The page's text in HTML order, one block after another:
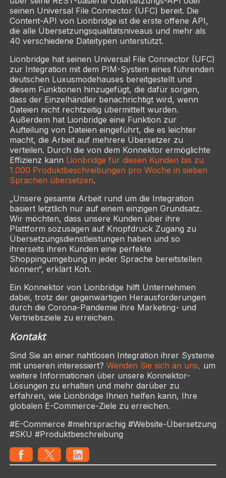
seinen Universal File Connector (UFC) bereit. Die
Content-API von Lionbridge ist die erste offene API,
die alle Übersetzungsqualitätsniveaus und mehr als
40 verschiedene Dateitypen unterstützt.
Lionbridge hat seinen Universal File Connector (UFC)
zur Integration mit dem PIM-System eines führenden
deutschen Luxusmodehauses bereitgestellt und
diesem Funktionen hinzugefügt, die dafür sorgen,
dass der Einzelhändler benachrichtigt wird, wenn
Dateien nicht rechtzeitig übermittelt wurden.
Außerdem hat Lionbridge eine Funktion zur
Aufteilung von Dateien eingeführt, die es leichter
macht, die Arbeit auf mehrere Übersetzer zu
verteilen. Durch die von dem Konnektor ermöglichte
Effizienz kann Lionbridge für diesen Kunden bis zu
1.000 Produktbeschreibungen pro Woche in sieben
Sprachen übersetzen.
„Unsere gesamte Arbeit rund um die Integration
basiert letztlich nur auf einem einzigen Grundsatz.
Wir möchten, dass unsere Kunden über ihre
Plattform sozusagen auf Knopfdruck Zugang zu
Übersetzungsdienstleistungen haben und so
ihrerseits ihren Kunden eine perfekte
Shoppingumgebung in jeder Sprache bereitstellen
können“, erklärt Koh.
Ein Konnektor von Lionbridge hilft Unternehmen
dabei, trotz der gegenwärtigen Herausforderungen
durch die Corona-Pandemie ihre Marketing- und
Vertriebsziele zu erreichen.
Kontakt
Sind Sie an einer nahtlosen Integration ihrer Systeme
mit unseren interessiert? Wenden Sie sich an uns, um
weitere Informationen über unsere Konnektor-
Lösungen zu erhalten und mehr darüber zu
erfahren, wie Lionbridge Ihnen helfen kann, Ihre
globalen E-Commerce-Ziele zu erreichen.
#E-Commerce #mehrsprachig #Website-Übersetzung
#SKU #Produktbeschreibung